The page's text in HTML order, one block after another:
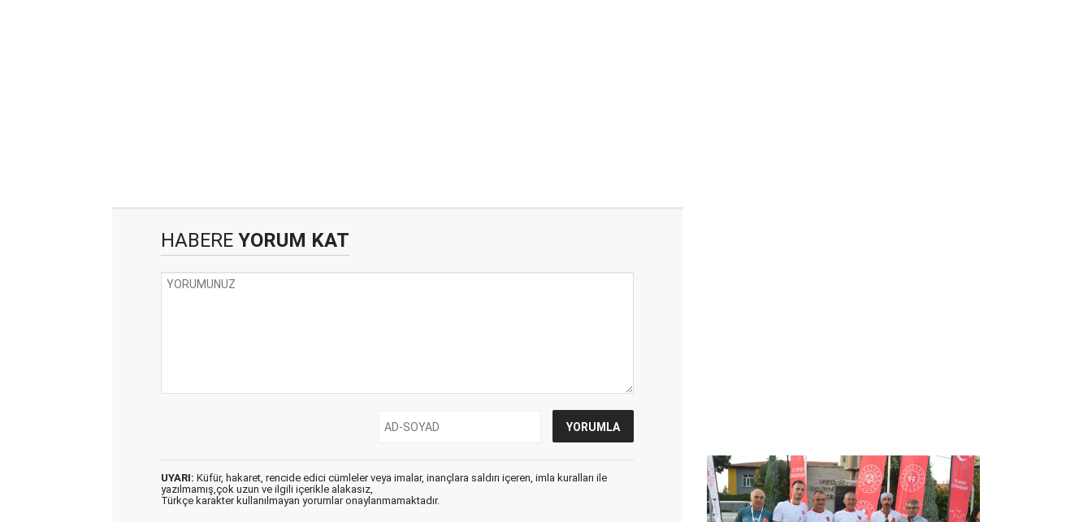
HABERE YORUM KAT
UYARI: Küfür, hakaret, rencide edici cümleler veya imalar, inançlara saldırı içeren, imla kuralları ile
yazılmamış,çok uzun ve ilgili içerikle alakasız,
Türkçe karakter kullanılmayan yorumlar onaylanmamaktadır.